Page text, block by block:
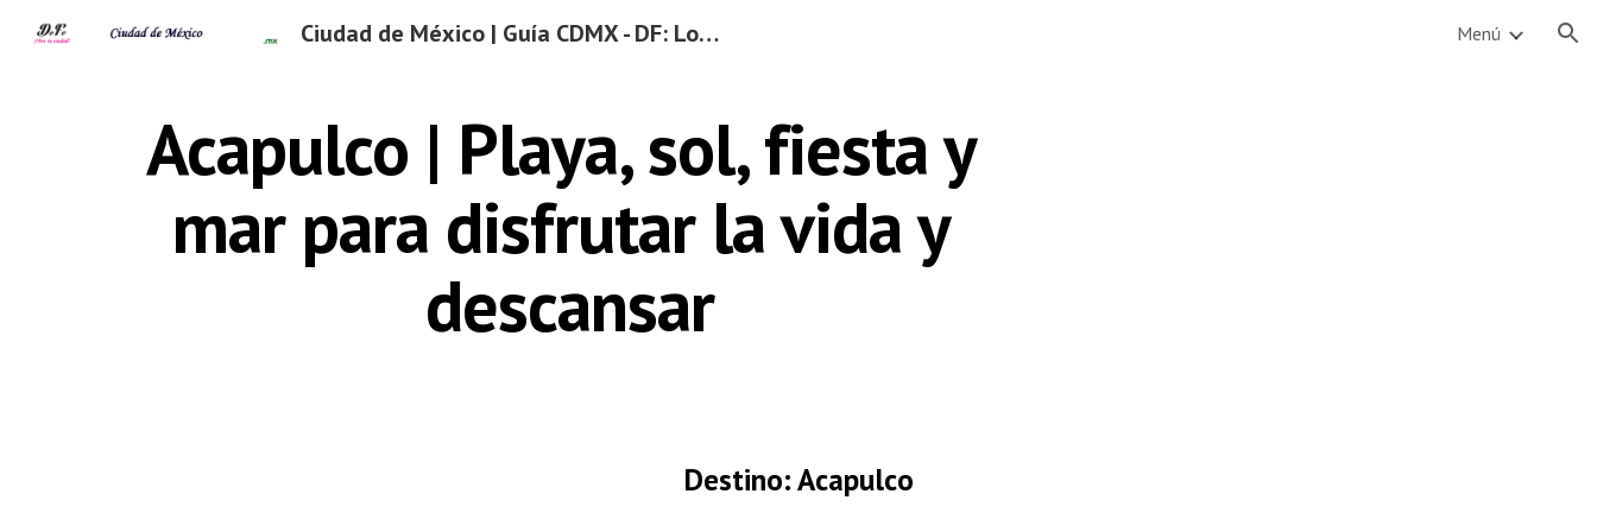
Skip to main content Ciudad de México | Guía CDMX - DF: Lo Mejor del Distrito Federal Menú
Acapulco | Playa, sol, fiesta y
mar para disfrutar la vida y
descansar
Destino: Acapulco